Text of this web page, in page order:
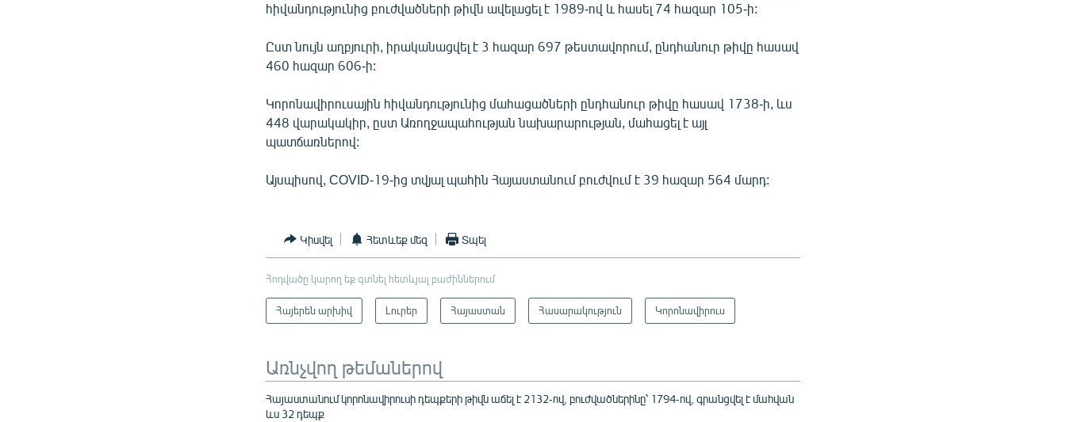
հիվանդությունից բուժվածների թիվն ավելացել է 1989-ով և հասել 74 հազար 105-ի:
Ըստ նույն աղբյուրի, իրականացվել է 3 հազար 697 թեստավորում, ընդհանուր թիվը հասավ
460 հազար 606-ի:
Կորոնավիրուսային հիվանդությունից մահացածների ընդհանուր թիվը հասավ 1738-ի, ևս
448 վարակակիր, ըստ Առողջապահության նախարարության, մահացել է այլ
պատճառներով:
Այսպիսով, COVID-19-ից տվյալ պահին Հայաստանում բուժվում է 39 հազար 564 մարդ:
Կիսվել Հետևեք մեզ Տպել
Հոդվածը կարող եք գտնել հետևյալ բաժիններում
Հայերեն արխիվ Լուրեր Հայաստան Հասարակություն Կորոնավիրուս
Առնչվող թեմաներով
Հայաստանում կորոնավիրուսի դեպքերի թիվն աճել է 2132-ով, բուժվածներինը՝ 1794-ով, գրանցվել է մահվան
ևս 32 դեպք